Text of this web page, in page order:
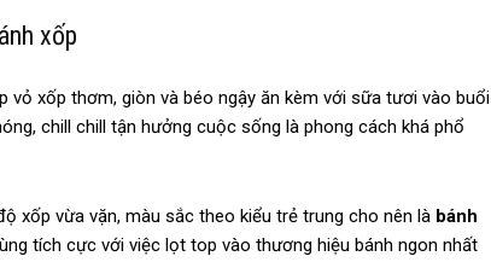
xốp
vỏ xốp thơm, giòn và béo ngậy ăn kèm với sữa tươi vào buổi
chill chill tận hưởng cuộc sống là phong cách khá phổ
xốp vừa vặn, màu sắc theo kiểu trẻ trung cho nên là bánh
tích cực với việc lọt top vào thương hiệu bánh ngon nhất